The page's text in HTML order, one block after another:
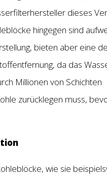
dieses
hingegen sind
bieten aber eine
da das
Millionen von Schichten
zurücklegen muss,
wie sie